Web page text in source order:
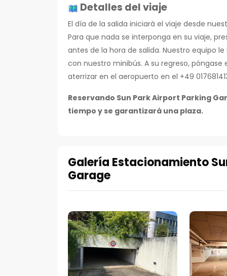
Detalles del viaje
El día de la salida iniciará el viaje desde
Para que nada se interponga en su viaje,
antes de la hora de salida. Nuestro equipo
con nuestro minibús. A su regreso,
aterrizar en el aeropuerto en el +49
Reservando Sun Park Airport Parking
tiempo y se garantizará una plaza.
Galería Estacionamiento
Garage